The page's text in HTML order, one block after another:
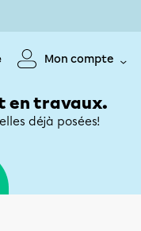
Mon compte
en travaux.
déjà posées!